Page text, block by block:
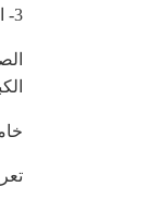
3- الفروق بين الصغرى والكبرى: